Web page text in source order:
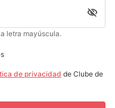
letra mayúscula.
de privacidad de Clube de